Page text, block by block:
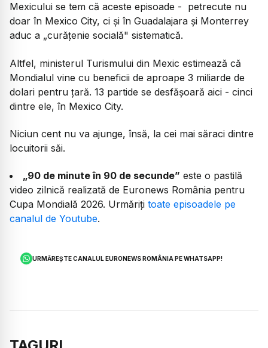
Mexicului se tem că aceste episoade - petrecute nu
doar în Mexico City, ci și în Guadalajara și Monterrey
aduc a „curățenie socială" sistematică.
Altfel, ministerul Turismului din Mexic estimează că
Mondialul vine cu beneficii de aproape 3 miliarde de
dolari pentru țară. 13 partide se desfășoară aici - cinci
dintre ele, în Mexico City.
Niciun cent nu va ajunge, însă, la cei mai săraci dintre
locuitorii săi.
„90 de minute în 90 de secunde” este o pastilă
video zilnică realizată de Euronews România pentru
Cupa Mondială 2026. Urmăriți toate episoadele pe
canalul de Youtube.
URMĂREȘTE CANALUL EURONEWS ROMÂNIA PE WHATSAPP!